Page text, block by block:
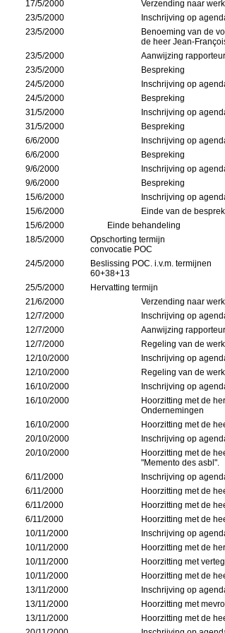
17/5/2000
Verzending naar
23/5/2000
Inschrijving op
23/5/2000
Benoeming van de
de heer Jean-
23/5/2000
Aanwijzing
23/5/2000
Bespreking
24/5/2000
Inschrijving op
24/5/2000
Bespreking
31/5/2000
Inschrijving op
31/5/2000
Bespreking
6/6/2000
Inschrijving op
6/6/2000
Bespreking
9/6/2000
Inschrijving op
9/6/2000
Bespreking
15/6/2000
Inschrijving op
15/6/2000
Einde van de
15/6/2000
Einde behandeling
18/5/2000
Opschorting termijn
convocatie POC
24/5/2000
Beslissing POC. i.v.m. termijnen
60+38+13
25/5/2000
Hervatting termijn
21/6/2000
Verzending naar
12/7/2000
Inschrijving op
12/7/2000
Aanwijzing
12/7/2000
Regeling van de
12/10/2000
Inschrijving op
12/10/2000
Regeling van de
16/10/2000
Inschrijving op
16/10/2000
Hoorzitting met de
Ondernemingen
16/10/2000
Hoorzitting met de
20/10/2000
Inschrijving op
20/10/2000
Hoorzitting met de
"Memento des asbl".
6/11/2000
Inschrijving op
6/11/2000
Hoorzitting met de
6/11/2000
Hoorzitting met de
6/11/2000
Hoorzitting met de
10/11/2000
Inschrijving op
10/11/2000
Hoorzitting met de
10/11/2000
Hoorzitting met
10/11/2000
Hoorzitting met de
13/11/2000
Inschrijving op
13/11/2000
Hoorzitting met
13/11/2000
Hoorzitting met de